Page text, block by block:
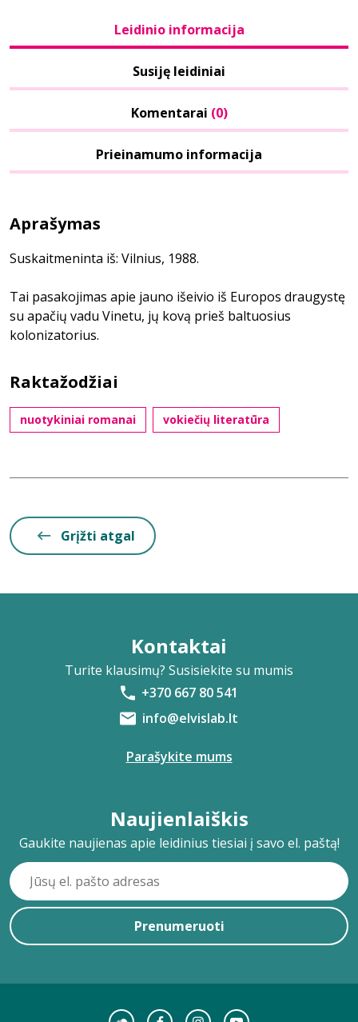
Leidinio informacija
Susiję leidiniai
Komentarai (0)
Prieinamumo informacija
Aprašymas
Suskaitmeninta iš: Vilnius, 1988.
Tai pasakojimas apie jauno išeivio iš Europos draugystę
su apačių vadu Vinetu, jų kovą prieš baltuosius
kolonizatorius.
Raktažodžiai
nuotykiniai romanai vokiečių literatūra
Grįžti atgal
Kontaktai
Turite klausimų? Susisiekite su mumis
+370 667 80 541
info@elvislab.lt
Parašykite mums
Naujienlaiškis
Gaukite naujienas apie leidinius tiesiai į savo el. paštą!
Prenumeruoti